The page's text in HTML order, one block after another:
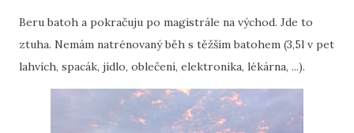
Beru batoh a pokračuju po magistrále na východ. Jde to
ztuha. Nemám natrénovaný běh s těžším batohem (3,5l v pet
lahvích, spacák, jídlo, oblečení, elektronika, lékárna, ...).